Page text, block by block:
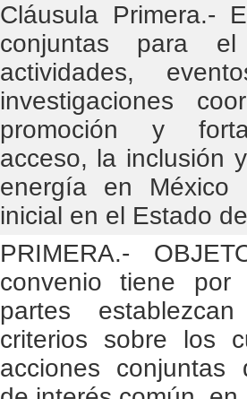
Cláusula Primera.-
conjuntas para
actividades,
investigaciones
promoción y
acceso, la inclusión
energía en México
inicial en el Estado
PRIMERA.-
convenio tiene
partes
criterios sobre los
acciones conjuntas